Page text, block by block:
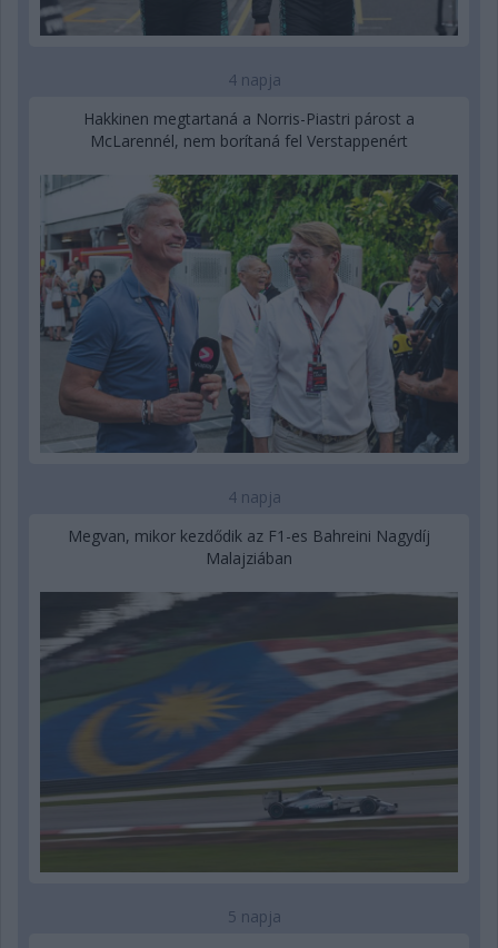
4 napja
Hakkinen megtartaná a Norris-Piastri párost a
McLarennél, nem borítaná fel Verstappenért
4 napja
Megvan, mikor kezdődik az F1-es Bahreini Nagydíj
Malajziában
5 napja